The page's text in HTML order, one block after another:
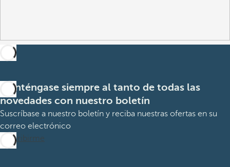
Manténgase siempre al tanto de todas las
novedades con nuestro boletín
Suscríbase a nuestro boletín y reciba nuestras ofertas en su
correo electrónico
Suscribirme